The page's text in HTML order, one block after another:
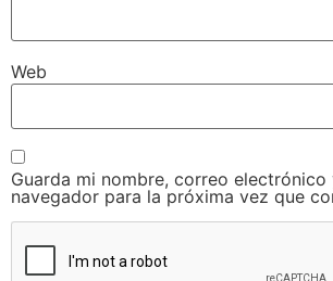
Web
Guarda mi nombre, correo
navegador para la próxima vez que